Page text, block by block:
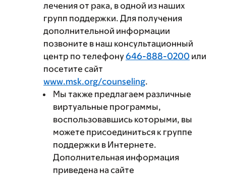
лечения от рака, в одной из наших
групп поддержки. Для получения
дополнительной информации
позвоните в наш консультационный
центр по телефону646-888-0200 или
посетите сайт
www.msk.org/counseling.
Мы также предлагаем различные
виртуальные программы,
воспользовавшись которыми, вы
можете присоединиться к группе
поддержки в Интернете.
Дополнительная информация
приведена на сайте